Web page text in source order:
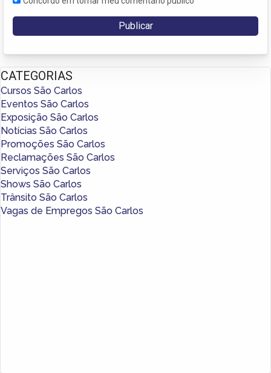
CATEGORIAS
Cursos São Carlos
Eventos São Carlos
Exposição São Carlos
Notícias São Carlos
Promoções São Carlos
Reclamações São Carlos
Serviços São Carlos
Shows São Carlos
Trânsito São Carlos
Vagas de Empregos São Carlos